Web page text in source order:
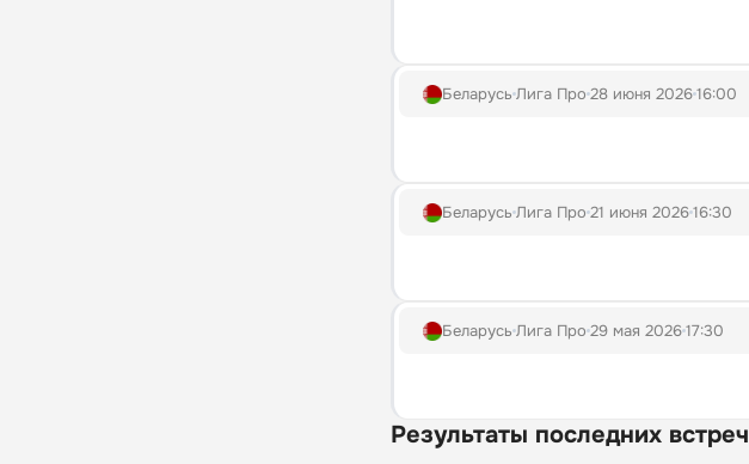
Беларусь Лига Про 28 июня 202616:00
Беларусь Лига Про 21 июня 202616:30
Беларусь Лига Про 29 мая 202617:30
Результаты последних встреч